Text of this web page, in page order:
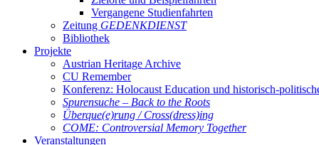
Vergangene Studienfahrten
Zeitung GEDENKDIENST
Bibliothek
Projekte
Austrian Heritage Archive
CU Remember
Konferenz: Holocaust Education und historisch-
Spurensuche – Back to the Roots
Überque(e)rung / Cross(dress)ing
COME: Controversial Memory Together
Veranstaltungen